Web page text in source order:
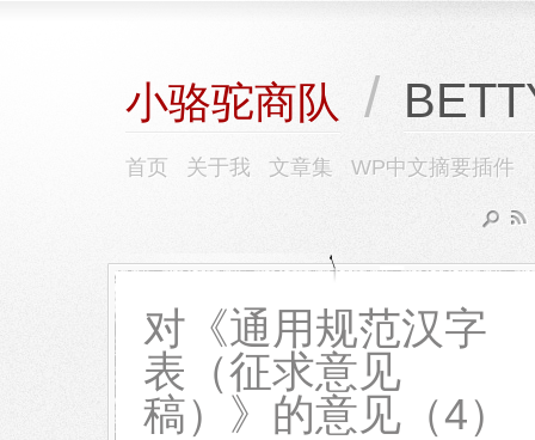
小骆驼商队 /
首页 关于我 文章集 WP中文摘要插件
对《通用规范汉字
表（征求意见
稿）》的意见（4）